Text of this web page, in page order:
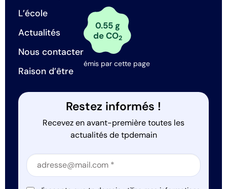
L’école
Actualités
Nous contacter
Raison d’être
0.55 g
de CO2
émis par cette page
Restez informés !
Recevez en avant-première toutes les
actualités de tpdemain
Section